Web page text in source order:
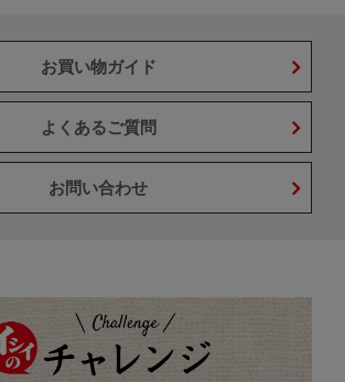
お買い物ガイド
よくあるご質問
お問い合わせ